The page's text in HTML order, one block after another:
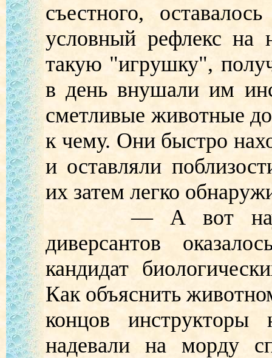
съестного,
условный рефлекс на
такую "игрушку",
в день внушали им
сметливые животные
к чему. Они быстро
и оставляли
их затем легко
— А вот научить
диверсантов
кандидат
Как объяснить
концов
надевали на морду